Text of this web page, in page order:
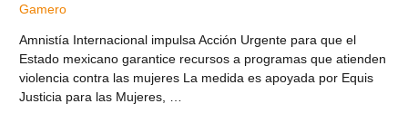
Gamero
Amnistía Internacional impulsa Acción Urgente para que el
Estado mexicano garantice recursos a programas que atienden
violencia contra las mujeres La medida es apoyada por Equis
Justicia para las Mujeres, …